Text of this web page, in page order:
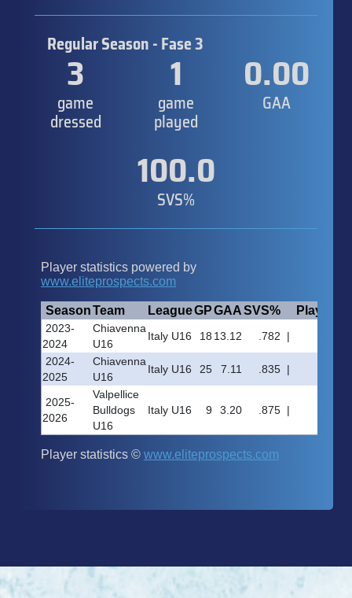
Regular Season - Fase 3
3
game
dressed
1
game
played
0.00
GAA
100.0
SVS%